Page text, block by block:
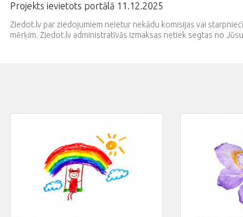
Projekts ievietots portālā 11.12.2025
Ziedot.lv par ziedojumiem neietur nekādu komisijas vai
mērķim. Ziedot.lv administratīvās izmaksas netiek segtas no